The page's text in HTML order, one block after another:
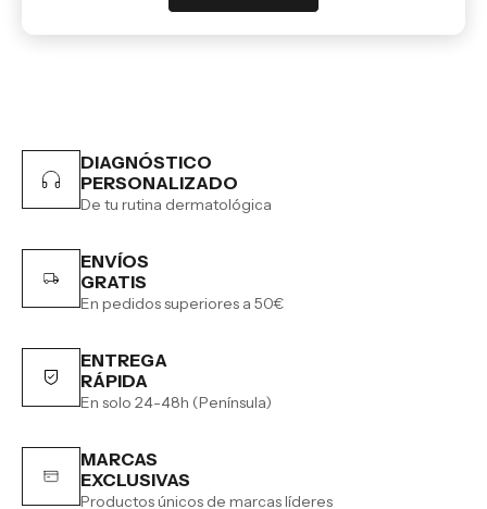
DIAGNÓSTICO
PERSONALIZADO
De tu rutina dermatológica
ENVÍOS
GRATIS
En pedidos superiores a 50€
ENTREGA
RÁPIDA
En solo 24-48h (Península)
MARCAS
EXCLUSIVAS
Productos únicos de marcas líderes